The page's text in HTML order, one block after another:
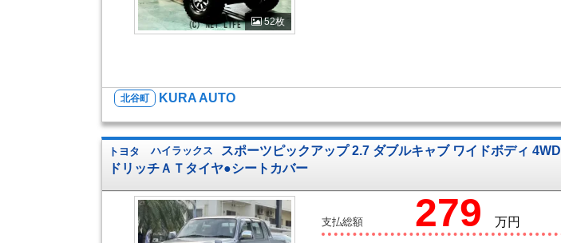
52枚
北谷町 KURA AUTO
トヨタ ハイラックス スポーツピックアップ 2.7 ダブルキャブ ワイドボディ 4WD
ドリッチＡＴタイヤ●シートカバー
支払総額 279 万円